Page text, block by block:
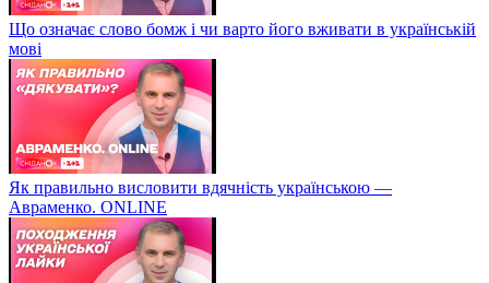
Що означає слово бомж і чи варто його вживати в українській
мові
Як правильно висловити вдячність українською —
Авраменко. ONLINE